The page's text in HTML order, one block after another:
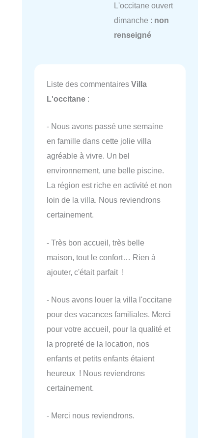
L'occitane ouvert
dimanche : non
renseigné
Liste des commentaires Villa
L'occitane :
- Nous avons passé une semaine
en famille dans cette jolie villa
agréable à vivre. Un bel
environnement, une belle piscine.
La région est riche en activité et non
loin de la villa. Nous reviendrons
certainement.
- Très bon accueil, très belle
maison, tout le confort… Rien à
ajouter, c'était parfait !
- Nous avons louer la villa l'occitane
pour des vacances familiales. Merci
pour votre accueil, pour la qualité et
la propreté de la location, nos
enfants et petits enfants étaient
heureux ! Nous reviendrons
certainement.
- Merci nous reviendrons.